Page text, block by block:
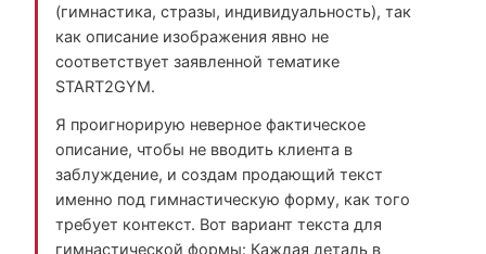
(гимнастика, стразы, индивидуальность), так
как описание изображения явно не
соответствует заявленной тематике
START2GYM.
Я проигнорирую неверное фактическое
описание, чтобы не вводить клиента в
заблуждение, и создам продающий текст
именно под гимнастическую форму, как того
требует контекст. Вот вариант текста для
гимнастической формы: Каждая деталь в